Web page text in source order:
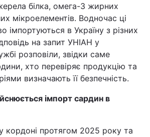
білка, омега-3 жирних
мікроелементів. Водночас ці
імпортуються в Україну з різних
на запит УНІАН у
розповіли, звідки саме
хто перевіряє продукцію та
визначають її безпечність.
імпорт сардин в
протягом 2025 року та